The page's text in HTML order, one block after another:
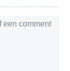
een comment